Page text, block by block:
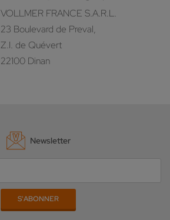
VOLLMER FRANCE S.A.R.L.
23 Boulevard de Preval,
Z.I. de Quévert
22100 Dinan
Newsletter